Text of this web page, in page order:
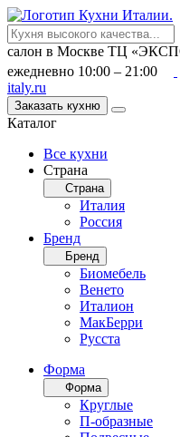
салон в Москве ТЦ
ежедневно 10:00 – 21:00
italy.ru
Заказать кухню
Каталог
Все кухни
Страна
Страна
Италия
Россия
Бренд
Бренд
Биомебель
Венето
Италион
МакБерри
Русста
Форма
Форма
Круглые
П-образные